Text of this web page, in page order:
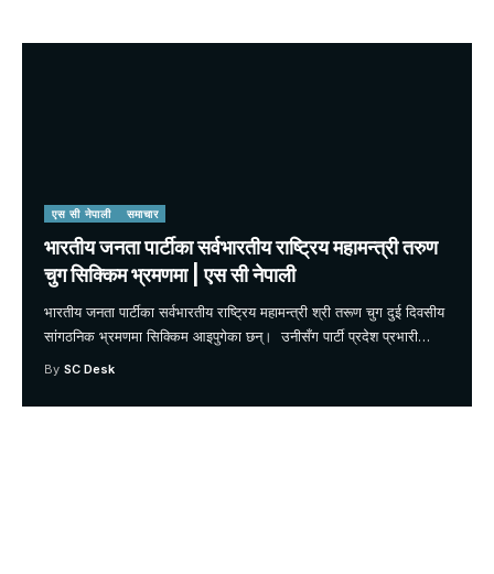
एस सी नेपाली समाचार
भारतीय जनता पार्टीका सर्वभारतीय राष्ट्रिय महामन्त्री तरुण
चुग सिक्किम भ्रमणमा | एस सी नेपाली
भारतीय जनता पार्टीका सर्वभारतीय राष्ट्रिय महामन्त्री श्री तरूण चुग दुई दिवसीय
सांगठनिक भ्रमणमा सिक्किम आइपुगेका छन्। उनीसँग पार्टी प्रदेश प्रभारी…
By SC Desk